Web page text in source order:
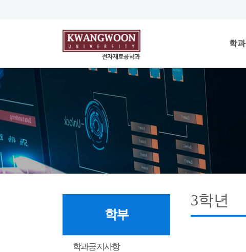
학
학부
학과공지사항
3학년